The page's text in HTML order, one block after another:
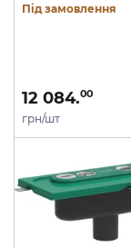
Під замовлення
12 084.00
грн/шт